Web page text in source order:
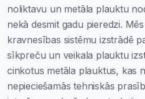
noliktavu un metāla plauktu
nekā desmit gadu pieredzi.
kravnesības sistēmu izstrādē
sīkpreču un veikala plauktu
cinkotus metāla plauktus, kas
nepieciešamās tehniskās